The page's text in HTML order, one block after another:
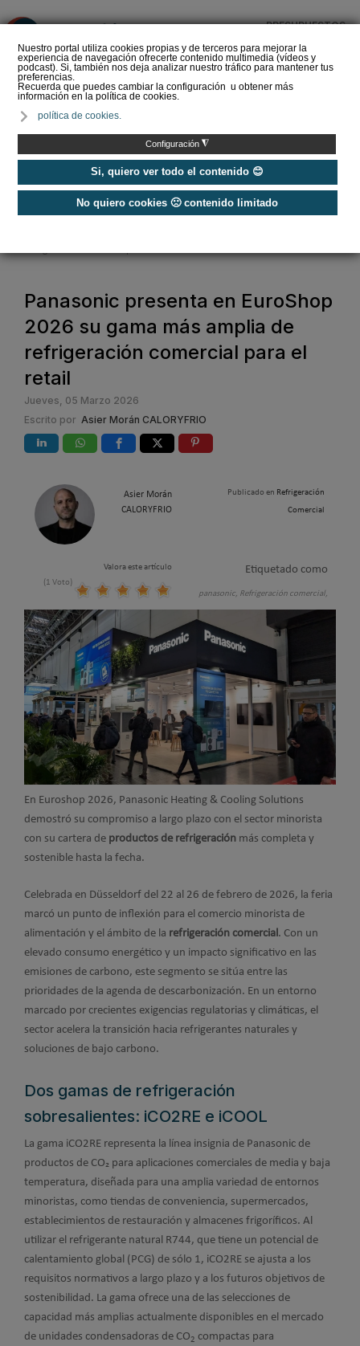
Nuestro portal utiliza cookies propias y de terceros para mejorar la
experiencia de navegación ofrecerte contenido multimedia (vídeos y
podcast). Si, también nos deja analizar nuestro tráfico para mantener tus
preferencias.
Recuerda que puedes cambiar la configuración u obtener más
información en la política de cookies.
política de cookies.
Configuración ◮
Si, quiero ver todo el contenido 😊
No quiero cookies 🙁 contenido limitado
PRESUPUESTOS
frío industrial ¿Qué
soluciones exi…
Refrigeración / Refrigeración Comercial
/
Panasonic presenta en EuroShop
2026 su gama más amplia de
refrigeración comercial para el
retail
Jueves, 05 Marzo 2026
Escrito por Asier Morán CALORYFRIO
Asier Morán
CALORYFRIO
Publicado en Refrigeración
Comercial
Valora este artículo
(1 Voto)
Etiquetado como
panasonic, Refrigeración comercial,
En Euroshop 2026, Panasonic Heating & Cooling Solutions
demostró su compromiso a largo plazo con el sector minorista
con su cartera de productos de refrigeración más completa y
sostenible hasta la fecha.
Celebrada en Düsseldorf del 22 al 26 de febrero de 2026, la feria
marcó un punto de inflexión para el comercio minorista de
alimentación y el ámbito de la refrigeración comercial. Con un
elevado consumo energético y un impacto significativo en las
emisiones de carbono, este segmento se sitúa entre las
prioridades de la agenda de descarbonización. En un entorno
marcado por crecientes exigencias regulatorias y climáticas, el
sector acelera la transición hacia refrigerantes naturales y
soluciones de bajo carbono.
Dos gamas de refrigeración
sobresalientes: iCO2RE e iCOOL
La gama iCO2RE representa la línea insignia de Panasonic de
productos de CO₂ para aplicaciones comerciales de media y baja
temperatura, diseñada para una amplia variedad de entornos
minoristas, como tiendas de conveniencia, supermercados,
establecimientos de restauración y almacenes frigoríficos. Al
utilizar el refrigerante natural R744, que tiene un potencial de
calentamiento global (PCG) de sólo 1, iCO2RE se ajusta a los
requisitos normativos a largo plazo y a los futuros objetivos de
sostenibilidad. La gama ofrece una de las selecciones de
capacidad más amplias actualmente disponibles en el mercado
de unidades condensadoras de CO2 compactas para